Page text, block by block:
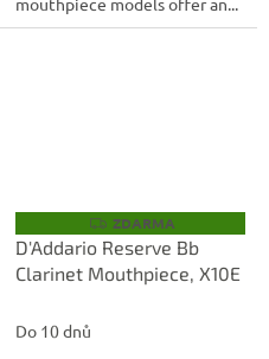
Z
D
A
R
ZDARMA
D'Addario Reserve Bb
Clarinet Mouthpiece, X10E
Do 10 dnů